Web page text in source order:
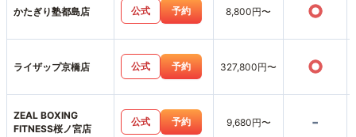
かたぎり塾都島店 公式 予約 8,800円〜 ○
ライザップ京橋店 公式 予約 327,800円〜 ○
ZEAL BOXING
FITNESS桜ノ宮店
公式 予約 9,680円〜 -